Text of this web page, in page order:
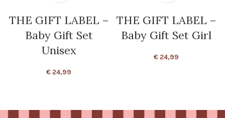
THE GIFT LABEL –
Baby Gift Set
Unisex
€ 24,99
THE GIFT LABEL –
Baby Gift Set Girl
€ 24,99